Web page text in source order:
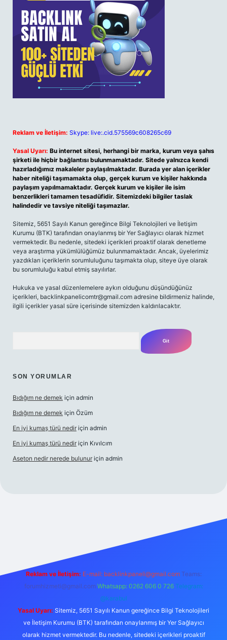
Reklam ve İletişim: Skype: live:.cid.575569c608265c69
Yasal Uyarı: Bu internet sitesi, herhangi bir marka, kurum veya şahıs
şirketi ile hiçbir bağlantısı bulunmamaktadır. Sitede yalnızca kendi
hazırladığımız makaleler paylaşılmaktadır. Burada yer alan içerikler
haber niteliği taşımamakta olup, gerçek kurum ve kişiler hakkında
paylaşım yapılmamaktadır. Gerçek kurum ve kişiler ile isim
benzerlikleri tamamen tesadüfidir. Sitemizdeki bilgiler taslak
halindedir ve tavsiye niteliği taşımazlar.
Sitemiz, 5651 Sayılı Kanun gereğince Bilgi Teknolojileri ve İletişim
Kurumu (BTK) tarafından onaylanmış bir Yer Sağlayıcı olarak hizmet
vermektedir. Bu nedenle, sitedeki içerikleri proaktif olarak denetleme
veya araştırma yükümlülüğümüz bulunmamaktadır. Ancak, üyelerimiz
yazdıkları içeriklerin sorumluluğunu taşımakta olup, siteye üye olarak
bu sorumluluğu kabul etmiş sayılırlar.
Hukuka ve yasal düzenlemelere aykırı olduğunu düşündüğünüz
içerikleri, backlinkpanelicomtr@gmail.com adresine bildirmeniz halinde,
ilgili içerikler yasal süre içerisinde sitemizden kaldırılacaktır.
SON YORUMLAR
Bıdığım ne demek için admin
Bıdığım ne demek için Özüm
En iyi kumaş türü nedir için admin
En iyi kumaş türü nedir için Kıvılcım
Aseton nedir nerede bulunur için admin
Reklam ve İletişim: E-mail: backlinkpaneli@gmail.com Teams:
forumhizmeti@gmail.com Whatsapp: 0262 606 0 726 Telegram:
@karabul
Yasal Uyarı: Sitemiz, 5651 Sayılı Kanun gereğince Bilgi Teknolojileri
ve İletişim Kurumu (BTK) tarafından onaylanmış bir Yer Sağlayıcı
olarak hizmet vermektedir. Bu nedenle, sitedeki içerikleri proaktif